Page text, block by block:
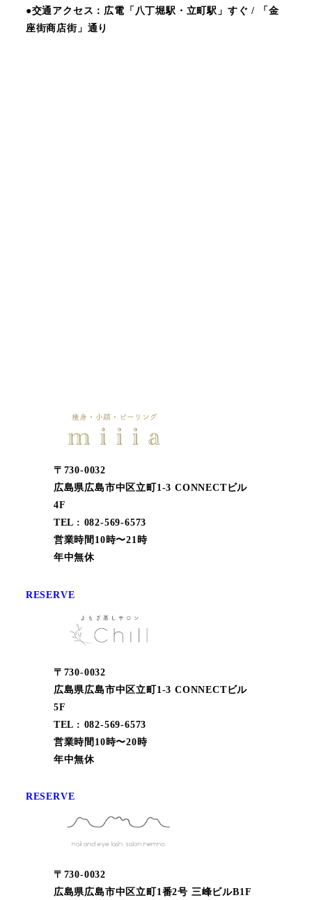
●交通アクセス：広電「八丁堀駅・立町駅」すぐ / 「金
座街商店街」通り
〒730-0032
広島県広島市中区立町1-3 CONNECTビル
4F
TEL : 082-569-6573
営業時間10時〜21時
年中無休
RESERVE
〒730-0032
広島県広島市中区立町1-3 CONNECTビル
5F
TEL : 082-569-6573
営業時間10時〜20時
年中無休
RESERVE
〒730-0032
広島県広島市中区立町1番2号 三峰ビルB1F